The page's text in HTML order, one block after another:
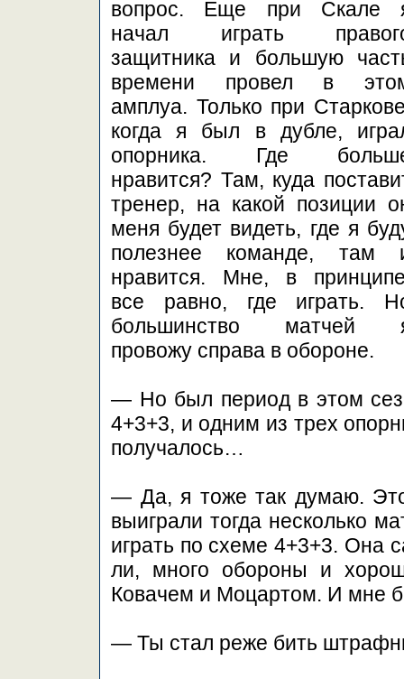
вопрос. Еще при Скале
начал играть
защитника и большую
времени провел в
амплуа. Только при
когда я был в дубле,
опорника. Где
нравится? Там, куда
тренер, на какой позиции
меня будет видеть, где я
полезнее команде, там
нравится. Мне, в
все равно, где играть.
большинство матчей
провожу справа в обороне.
— Но был период в этом
4+3+3, и одним из трех
получалось…
— Да, я тоже так думаю.
выиграли тогда несколько
играть по схеме 4+3+3. Она
ли, много обороны и
Ковачем и Моцартом. И мне
— Ты стал реже бить